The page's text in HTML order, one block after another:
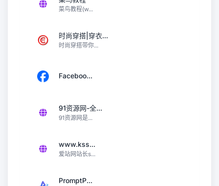
菜鸟教程(w...
时尚穿搭|穿衣...
时尚穿搭带你...
Faceboo...
91资源网-全...
91资源网是...
www.kss...
爱站网站长s...
PromptP...